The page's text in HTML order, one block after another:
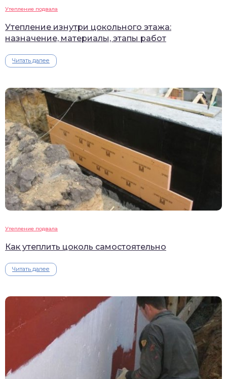
Утепление подвала
Утепление изнутри цокольного этажа:
назначение, материалы, этапы работ
Читать далее
Утепление подвала
Как утеплить цоколь самостоятельно
Читать далее